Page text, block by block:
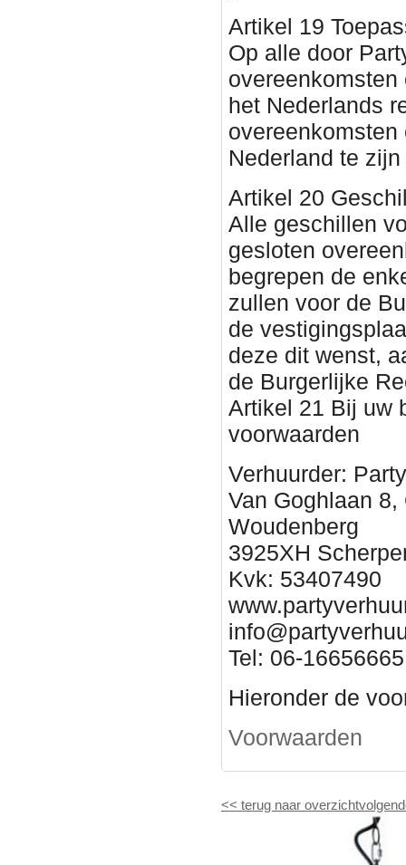
Artikel 19
Op alle door
het Nederlands
Nederland te
Artikel 20
Alle geschillen
gesloten
begrepen de
zullen voor de
de
deze dit wenst,
de Burgerlijke
Artikel 21 Bij uw
voorwaarden
Verhuurder:
Van Goghlaan
Woudenberg
3925XH
Kvk: 53407490
Tel: 06-16656665
Hieronder de
Voorwaarden
<< terug naar overzicht